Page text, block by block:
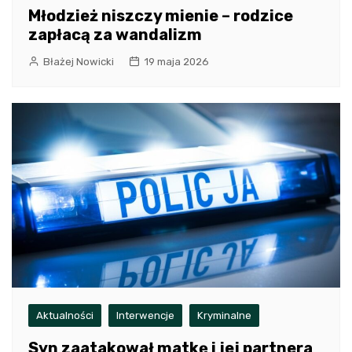
Młodzież niszczy mienie – rodzice
zapłacą za wandalizm
Błażej Nowicki 19 maja 2026
Aktualności Interwencje Kryminalne
Syn zaatakował matkę i jej partnera